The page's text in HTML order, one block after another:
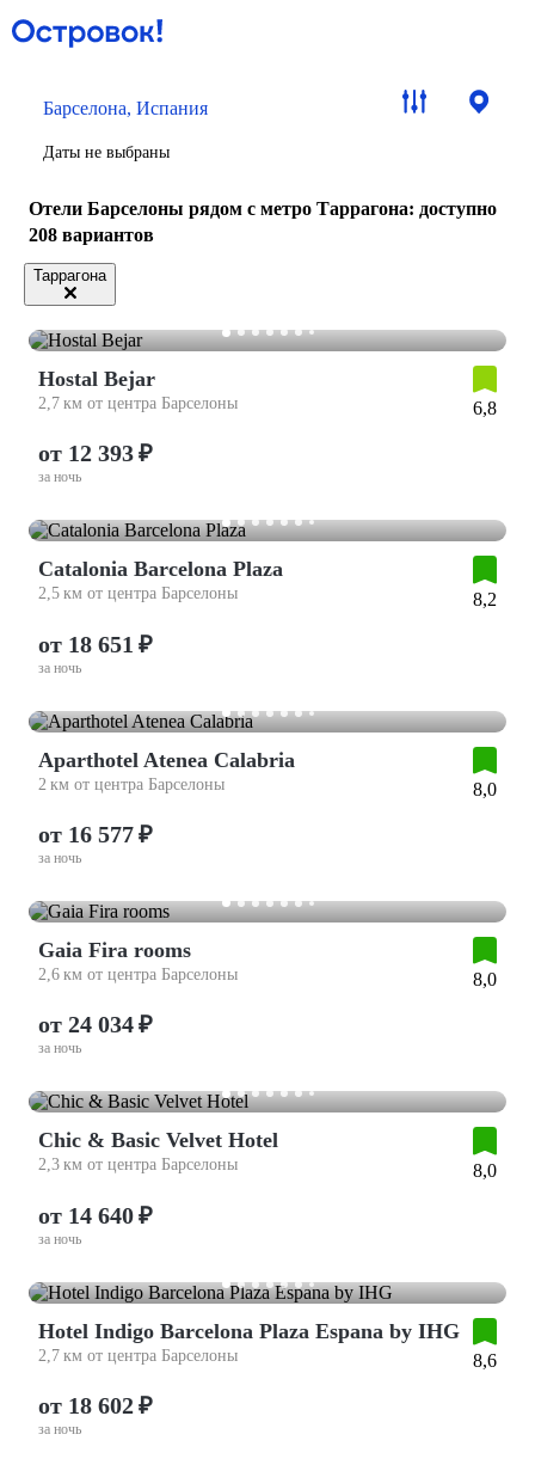
Барселона, Испания
Даты не выбраны
Отели Барселоны рядом с метро Таррагона: доступно
208 вариантов
Таррагона
Hostal Bejar
2,7 км от центра Барселоны 6,8
от 12 393 ₽
за ночь
Catalonia Barcelona Plaza
2,5 км от центра Барселоны 8,2
от 18 651 ₽
за ночь
Aparthotel Atenea Calabria
2 км от центра Барселоны 8,0
от 16 577 ₽
за ночь
Gaia Fira rooms
2,6 км от центра Барселоны 8,0
от 24 034 ₽
за ночь
Chic & Basic Velvet Hotel
2,3 км от центра Барселоны 8,0
от 14 640 ₽
за ночь
Hotel Indigo Barcelona Plaza Espana by IHG
2,7 км от центра Барселоны 8,6
от 18 602 ₽
за ночь